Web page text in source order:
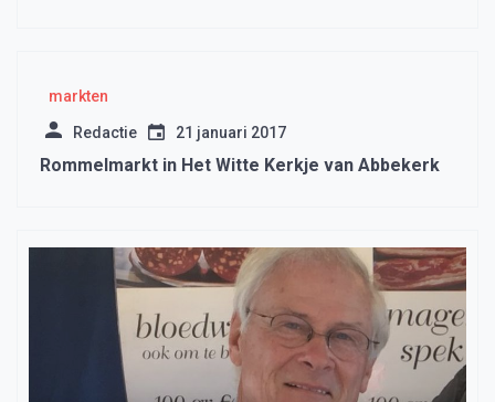
markten
Redactie 21 januari 2017
Rommelmarkt in Het Witte Kerkje van Abbekerk